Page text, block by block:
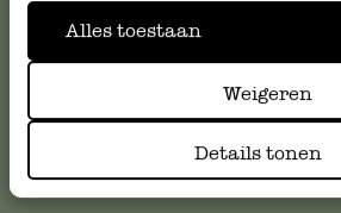
Alles toestaan
Weigeren
Details tonen
serviceclientele@dille-kamille.com